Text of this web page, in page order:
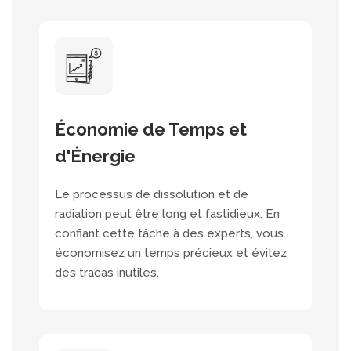
Économie de Temps et
d'Énergie
Le processus de dissolution et de
radiation peut être long et fastidieux. En
confiant cette tâche à des experts, vous
économisez un temps précieux et évitez
des tracas inutiles.